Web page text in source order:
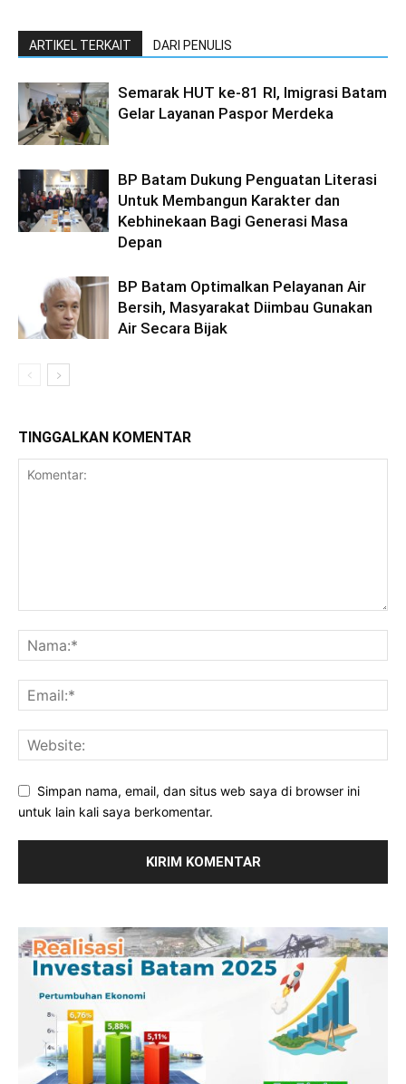
ARTIKEL TERKAIT DARI PENULIS
Semarak HUT ke-81 RI, Imigrasi Batam
Gelar Layanan Paspor Merdeka
BP Batam Dukung Penguatan Literasi
Untuk Membangun Karakter dan
Kebhinekaan Bagi Generasi Masa
Depan
BP Batam Optimalkan Pelayanan Air
Bersih, Masyarakat Diimbau Gunakan
Air Secara Bijak
TINGGALKAN KOMENTAR
Simpan nama, email, dan situs web saya di browser ini
untuk lain kali saya berkomentar.